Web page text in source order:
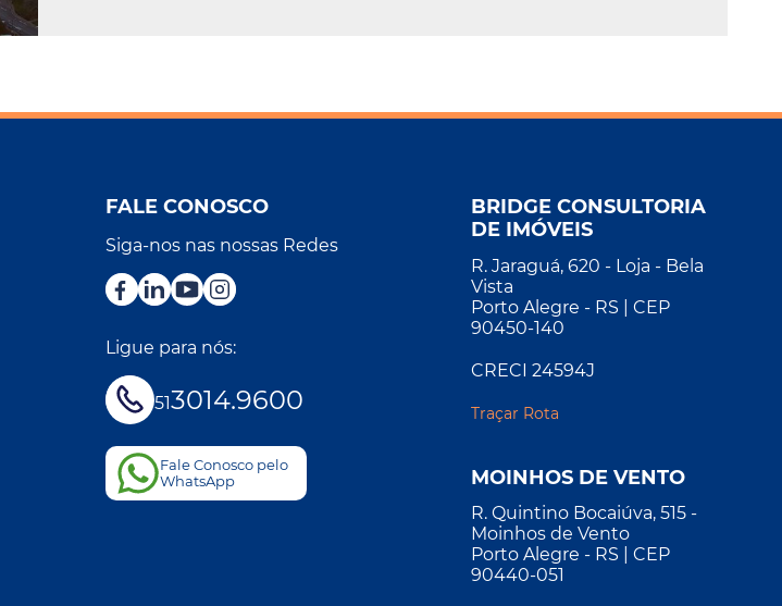
FALE CONOSCO
Siga-nos nas nossas Redes
Ligue para nós:
513014.9600
Fale Conosco pelo
WhatsApp
BRIDGE CONSULTORIA
DE IMÓVEIS
R. Jaraguá, 620 - Loja - Bela
Vista
Porto Alegre - RS | CEP
90450-140
CRECI 24594J
Traçar Rota
MOINHOS DE VENTO
R. Quintino Bocaiúva, 515 -
Moinhos de Vento
Porto Alegre - RS | CEP
90440-051